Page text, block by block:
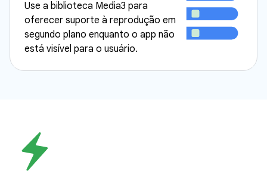
Use a biblioteca Media3 para
oferecer suporte à reprodução em
segundo plano enquanto o app não
está visível para o usuário.